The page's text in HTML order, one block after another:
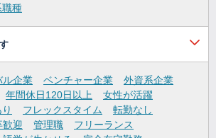
職種
ル企業 ベンチャー企業
外資系企業
年間休日120日以上
女性が活躍
フレックスタイム
転勤なし
歓迎 管理職
フリーランス